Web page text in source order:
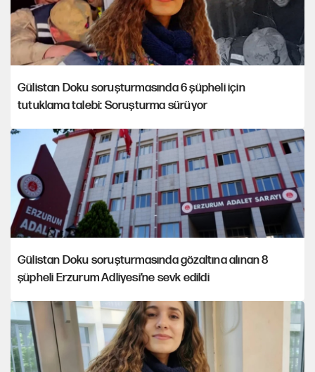
Gülistan Doku soruşturmasında 6 şüpheli için
tutuklama talebi: Soruşturma sürüyor
Gülistan Doku soruşturmasında gözaltına alınan 8
şüpheli Erzurum Adliyesi’ne sevk edildi